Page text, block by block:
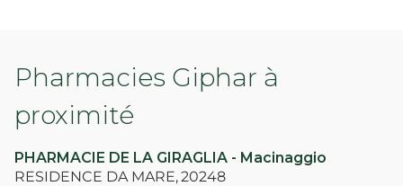
Pharmacies Giphar à
proximité
PHARMACIE DE LA GIRAGLIA - Macinaggio
RESIDENCE DA MARE,20248